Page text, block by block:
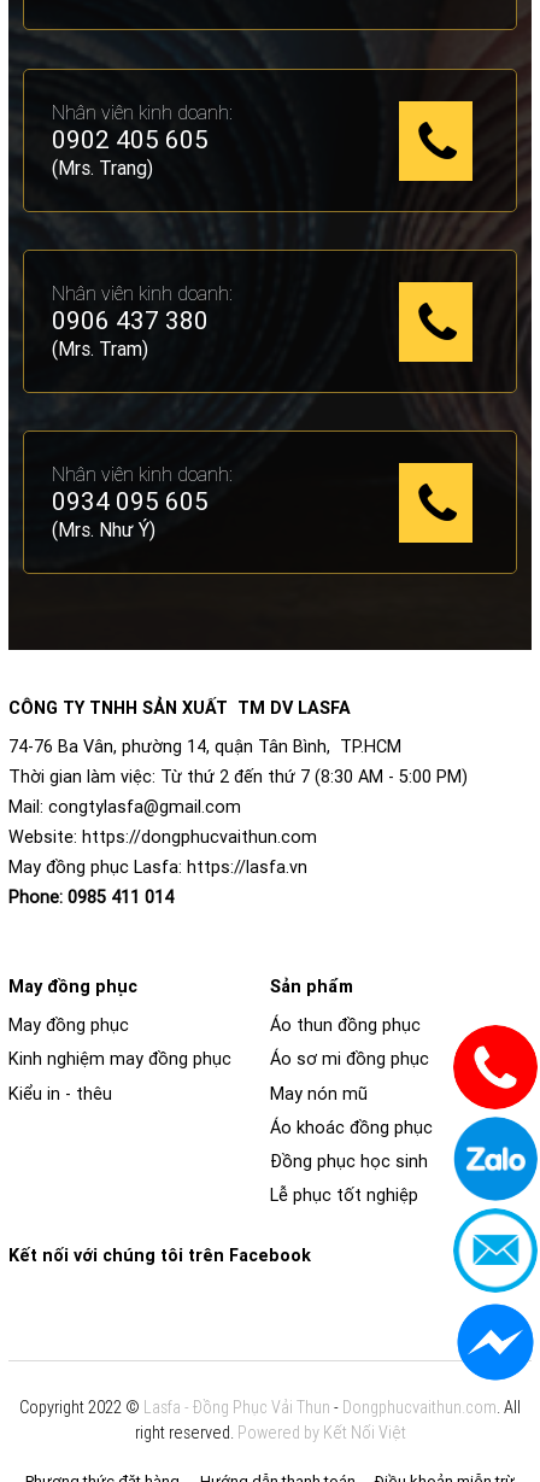
Nhân viên kinh doanh:
0902 405 605
(Mrs. Trang)
Nhân viên kinh doanh:
0906 437 380
(Mrs. Tram)
Nhân viên kinh doanh:
0934 095 605
(Mrs. Như Ý)
CÔNG TY TNHH SẢN XUẤT TM DV LASFA
74-76 Ba Vân, phường 14, quận Tân Bình, TP.HCM
Thời gian làm việc: Từ thứ 2 đến thứ 7 (8:30 AM - 5:00 PM)
Mail:congtylasfa@gmail.com
Website: https://dongphucvaithun.com
May đồng phục Lasfa: https://lasfa.vn
Phone:0985 411 014
May đồng phục
May đồng phục
Kinh nghiệm may đồng phục
Kiểu in - thêu
Sản phẩm
Áo thun đồng phục
Áo sơ mi đồng phục
May nón mũ
Áo khoác đồng phục
Đồng phục học sinh
Lễ phục tốt nghiệp
Kết nối với chúng tôi trên Facebook
Copyright 2022 © Lasfa - Đồng Phục Vải Thun - Dongphucvaithun.com. All
right reserved. Powered by Kết Nối Việt